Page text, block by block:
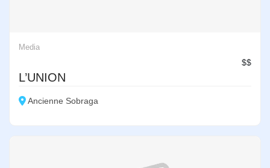
Media
$$
L’UNION
Ancienne Sobraga